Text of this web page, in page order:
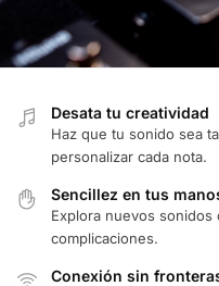
Desata tu creatividad
Haz que tu sonido sea
personalizar cada nota.
Sencillez en tus
Explora nuevos
complicaciones.
Conexión sin